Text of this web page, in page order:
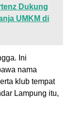
Dukung
UMKM di
Ini
nama
klub tempat
Lampung itu,